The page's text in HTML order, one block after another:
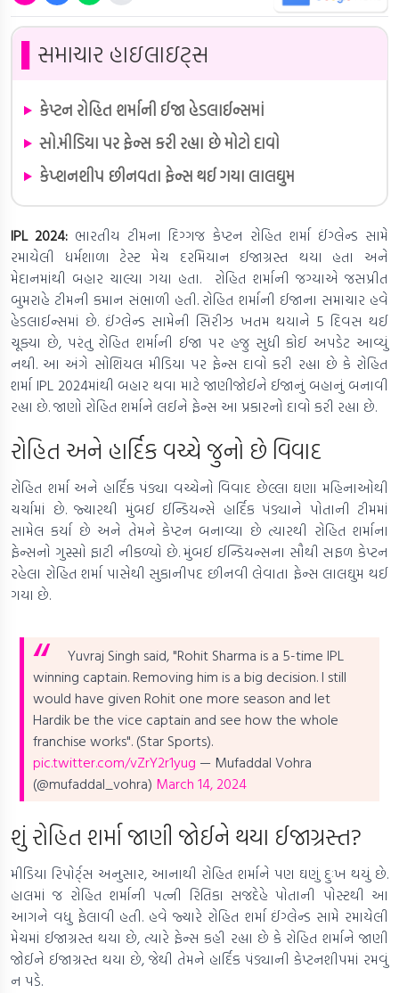
સમાચાર હાઇલાઇટ્સ
કેપ્ટન રોહિત શર્માની ઈજા હેડલાઈન્સમાં
સો.મીડિયા પર ફેન્સ કરી રહ્યા છે મોટો દાવો
કેપ્શનશીપ છીનવતા ફેન્સ થઈ ગયા લાલઘુમ
IPL 2024: ભારતીય ટીમના દિગ્ગજ કેપ્ટન રોહિત શર્મા ઈંગ્લેન્ડ સામે
રમાયેલી ધર્મશાળા ટેસ્ટ મેચ દરમિયાન ઈજાગ્રસ્ત થયા હતા અને
મેદાનમાંથી બહાર ચાલ્યા ગયા હતા. રોહિત શર્માની જગ્યાએ જસપ્રીત
બુમરાહે ટીમની કમાન સંભાળી હતી. રોહિત શર્માની ઈજાના સમાચાર હવે
હેડલાઈન્સમાં છે. ઈંગ્લેન્ડ સામેની સિરીઝ ખતમ થયાને 5 દિવસ થઈ
ચૂક્યા છે, પરંતુ રોહિત શર્માની ઈજા પર હજુ સુધી કોઈ અપડેટ આવ્યું
નથી. આ અંગે સોશિયલ મીડિયા પર ફેન્સ દાવો કરી રહ્યા છે કે રોહિત
શર્મા IPL 2024માંથી બહાર થવા માટે જાણીજોઈને ઈજાનું બહાનું બનાવી
રહ્યા છે. જાણો રોહિત શર્માને લઈને ફેન્સ આ પ્રકારનો દાવો કરી રહ્યા છે.
રોહિત અને હાર્દિક વચ્ચે જુનો છે વિવાદ
રોહિત શર્મા અને હાર્દિક પંડ્યા વચ્ચેનો વિવાદ છેલ્લા ઘણા મહિનાઓથી
ચર્ચામાં છે. જ્યારથી મુંબઈ ઈન્ડિયન્સે હાર્દિક પંડ્યાને પોતાની ટીમમાં
સામેલ કર્યા છે અને તેમને કેપ્ટન બનાવ્યા છે ત્યારથી રોહિત શર્માના
ફેન્સનો ગુસ્સો ફાટી નીકળ્યો છે. મુંબઈ ઈન્ડિયન્સના સૌથી સફળ કેપ્ટન
રહેલા રોહિત શર્મા પાસેથી સુકાનીપદ છીનવી લેવાતા ફેન્સ લાલઘુમ થઈ
ગયા છે.
Yuvraj Singh said, "Rohit Sharma is a 5-time IPL
winning captain. Removing him is a big decision. I still
would have given Rohit one more season and let
Hardik be the vice captain and see how the whole
franchise works". (Star Sports).
pic.twitter.com/vZrY2r1yug — Mufaddal Vohra
(@mufaddal_vohra) March 14, 2024
શું રોહિત શર્મા જાણી જોઈને થયા ઈજાગ્રસ્ત?
મીડિયા રિપોર્ટ્સ અનુસાર, આનાથી રોહિત શર્માને પણ ઘણું દુઃખ થયું છે.
હાલમાં જ રોહિત શર્માની પત્ની રિતિકા સજદેહે પોતાની પોસ્ટથી આ
આગને વધુ ફેલાવી હતી. હવે જ્યારે રોહિત શર્મા ઈંગ્લેન્ડ સામે રમાયેલી
મેચમાં ઈજાગ્રસ્ત થયા છે, ત્યારે ફેન્સ કહી રહ્યા છે કે રોહિત શર્માને જાણી
જોઈને ઈજાગ્રસ્ત થયા છે, જેથી તેમને હાર્દિક પંડ્યાની કેપ્ટનશીપમાં રમવું
ન પડે.